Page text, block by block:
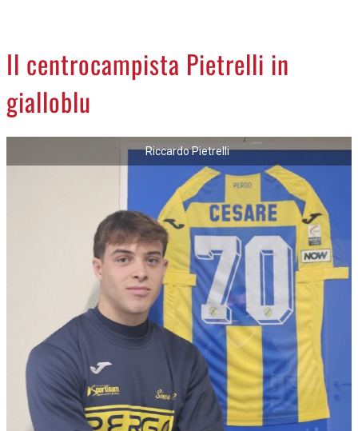
LA PIAZZA
ACCEDI
Il centrocampista Pietrelli in
gialloblu
Riccardo Pietrelli